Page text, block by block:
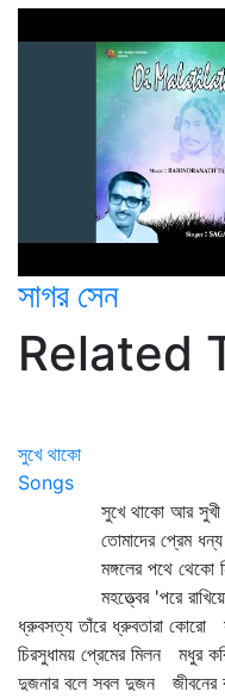
সাগর সেন
Related
সুখে থাকো
Songs
সুখে থাকো আর সুখী
তোমাদের প্রেম ধন্য
মঙ্গলের পথে থেকো
মহত্ত্বের 'পরে রাখিয়ো
ধ্রুবসত্য তাঁরে ধ্রুবতারা কোরো
চিরসুধাময় প্রেমের মিলন মধুর
দুজনার বলে সবল দুজন জীবনের